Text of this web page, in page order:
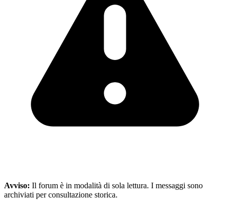
Avviso: Il forum è in modalità di sola lettura. I messaggi sono
archiviati per consultazione storica.